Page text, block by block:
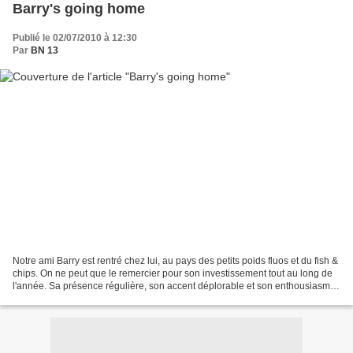
Barry's going home
Publié le 02/07/2010 à 12:30
Par BN 13
Notre ami Barry est rentré chez lui, au pays des petits poids fluos et du fish &
chips. On ne peut que le remercier pour son investissement tout au long de
l'année. Sa présence régulière, son accent déplorable et son enthousiasme